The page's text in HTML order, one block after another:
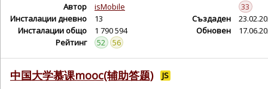
Автор
isMobile
Инсталации дневно
13
Инсталации общо
1 790 594
Рейтинг
52 56
33
Създаден
Обновен
中国大学慕课mooc(辅助答题) JS